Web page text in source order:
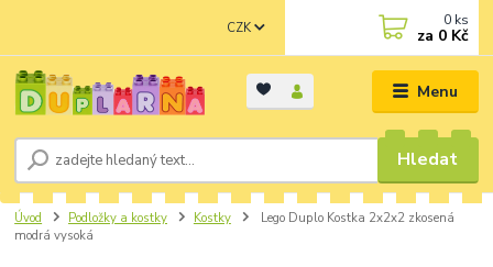
Menu
CZK
Hledat
0 ks
za 0 Kč
Úvod Podložky a kostky Kostky
Lego Duplo Kostka 2x2x2 zkosená
modrá vysoká